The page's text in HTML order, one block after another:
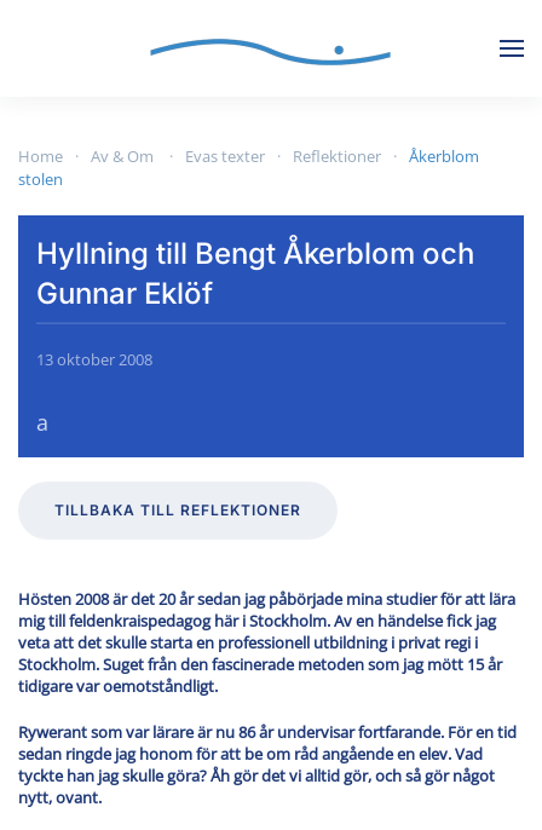
Home Av & Om Evas texter Reflektioner
Åkerblom
stolen
Hyllning till Bengt Åkerblom och
Gunnar Eklöf
13 oktober 2008
a
TILLBAKA TILL REFLEKTIONER
Hösten 2008 är det 20 år sedan jag påbörjade mina studier för att lära
mig till feldenkraispedagog här i Stockholm. Av en händelse fick jag
veta att det skulle starta en professionell utbildning i privat regi i
Stockholm. Suget från den fascinerade metoden som jag mött 15 år
tidigare var oemotståndligt.
Rywerant som var lärare är nu 86 år undervisar fortfarande. För en tid
sedan ringde jag honom för att be om råd angående en elev. Vad
tyckte han jag skulle göra? Åh gör det vi alltid gör, och så gör något
nytt, ovant.